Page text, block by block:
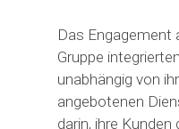
Das Engagement
Gruppe
unabhängig von
angebotenen
darin, ihre